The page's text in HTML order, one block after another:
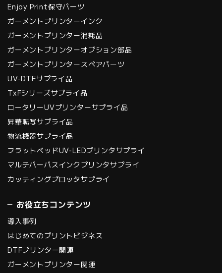
Enjoy Print保守パーツ
ガーメントプリンターインク
ガーメントプリンター消耗品
ガーメントプリンターオプション部品
ガーメントプリンタースペアパーツ
UV-DTFサプライ品
TxFシリーズサプライ品
ロータリーUVプリンターサプライ品
昇華転写サプライ品
物流機器サプライ品
フラットベッドUV-LEDプリンタサプライ
マルチパーパスインクプリンタサプライ
カッティングプロッタサプライ
お役立ちコンテンツ
導入事例
はじめてのプリントビジネス
DTFプリンター関連
ガーメントプリンター関連